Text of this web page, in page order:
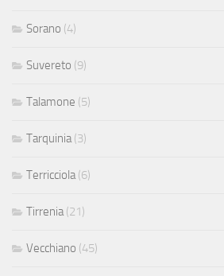
Sorano (4)
Suvereto (9)
Talamone (5)
Tarquinia (3)
Terricciola (6)
Tirrenia (21)
Vecchiano (45)